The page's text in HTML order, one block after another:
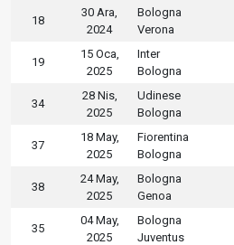
18
30 Ara,
2024
Bologna
Verona
19
15 Oca,
2025
Inter
Bologna
34
28 Nis,
2025
Udinese
Bologna
37
18 May,
2025
Fiorentina
Bologna
38
24 May,
2025
Bologna
Genoa
35
04 May,
2025
Bologna
Juventus